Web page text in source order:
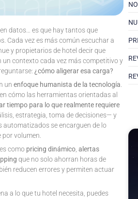
datos… es que hay tantos que
Cada vez es más común escuchar a
y propietarios de hotel decir que
un contexto cada vez más competitivo y
¿cómo aligerar esa carga?
un enfoque humanista de la tecnología.
cómo las herramientas orientadas al
tiempo para lo que realmente requiere
estrategia, toma de decisiones— y
automatizados se encarguen de lo
por volumen.
como pricing dinámico, alertas
que no solo ahorran horas de
reducen errores y permiten actuar
a lo que tu hotel necesita, puedes